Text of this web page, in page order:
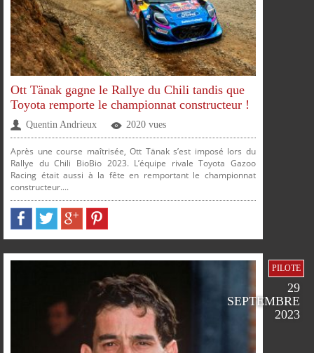
SUR SUR SUR SUR
PARTAGERPARTAGERPARTAGERPARTAGER
Ott Tänak gagne le Rallye du Chili tandis que
Toyota remporte le championnat constructeur !
Quentin Andrieux 2020 vues
Après une course maîtrisée, Ott Tänak s’est imposé lors du
Rallye du Chili BioBio 2023. L’équipe rivale Toyota Gazoo
Racing était aussi à la fête en remportant le championnat
constructeur....
PILOTE
29
SEPTEMBRE
2023